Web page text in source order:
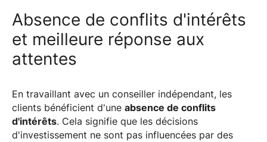
Absence de conflits d'intérêts
et meilleure réponse aux
attentes
En travaillant avec un conseiller indépendant, les
clients bénéficient d'une absence de conflits
d'intérêts. Cela signifie que les décisions
d'investissement ne sont pas influencées par des